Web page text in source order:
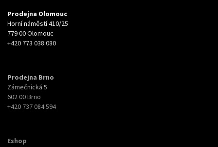
Prodejna Olomouc
Horní náměstí 410/25
779 00 Olomouc
+420 773 038 080
Prodejna Brno
Zámečnická 5
602 00 Brno
+420 737 084 594
Eshop